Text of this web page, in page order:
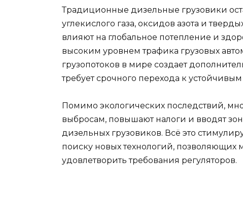
Традиционные дизельные грузовики
углекислого газа, оксидов азота и
влияют на глобальное потепление и
высоким уровнем трафика грузовых
грузопотоков в мире создает
требует срочного перехода к
Помимо экологических последствий,
выбросам, повышают налоги и вводят
дизельных грузовиков. Всё это
поиску новых технологий,
удовлетворить требования регуляторов.